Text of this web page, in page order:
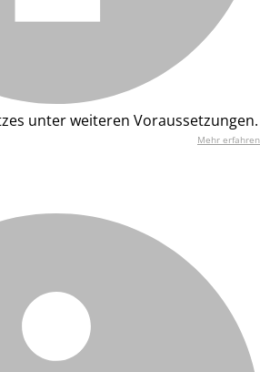
unter weiteren Voraussetzungen.
Mehr erfahren